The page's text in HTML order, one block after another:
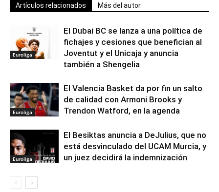
Artículos relacionados Más del autor
Euroliga
El Dubai BC se lanza a una política de
fichajes y cesiones que benefician al
Joventut y el Unicaja y anuncia
también a Shengelia
Euroliga
El Valencia Basket da por fin un salto
de calidad con Armoni Brooks y
Trendon Watford, en la agenda
Euroliga
El Besiktas anuncia a DeJulius, que no
está desvinculado del UCAM Murcia, y
un juez decidirá la indemnización